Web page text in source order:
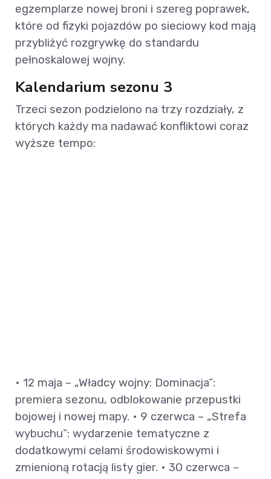
egzemplarze nowej broni i szereg poprawek,
które od fizyki pojazdów po sieciowy kod mają
przybliżyć rozgrywkę do standardu
pełnoskalowej wojny.
Kalendarium sezonu 3
Trzeci sezon podzielono na trzy rozdziały, z
których każdy ma nadawać konfliktowi coraz
wyższe tempo:
• 12 maja – „Władcy wojny: Dominacja”:
premiera sezonu, odblokowanie przepustki
bojowej i nowej mapy. • 9 czerwca – „Strefa
wybuchu”: wydarzenie tematyczne z
dodatkowymi celami środowiskowymi i
zmienioną rotacją listy gier. • 30 czerwca –